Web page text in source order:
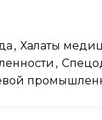
вшивным
кнопку
, Халаты
,